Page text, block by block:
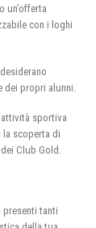
un’offerta
con i loghi
propri alunni.
sportiva
la scoperta di
Club Gold.
presenti tanti